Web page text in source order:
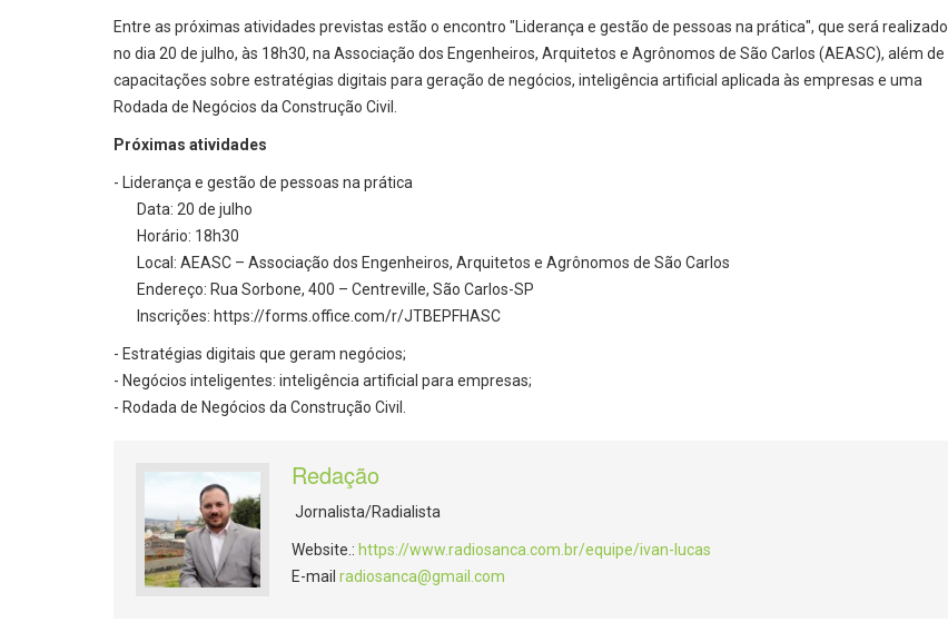
Entre as próximas atividades previstas estão o encontro "Liderança e gestão de pessoas na prática", que será realizado
no dia 20 de julho, às 18h30, na Associação dos Engenheiros, Arquitetos e Agrônomos de São Carlos (AEASC), além de
capacitações sobre estratégias digitais para geração de negócios, inteligência artificial aplicada às empresas e uma
Rodada de Negócios da Construção Civil.
Próximas atividades
- Liderança e gestão de pessoas na prática
Data: 20 de julho
Horário: 18h30
Local: AEASC – Associação dos Engenheiros, Arquitetos e Agrônomos de São Carlos
Endereço: Rua Sorbone, 400 – Centreville, São Carlos-SP
Inscrições: https://forms.office.com/r/JTBEPFHASC
- Estratégias digitais que geram negócios;
- Negócios inteligentes: inteligência artificial para empresas;
- Rodada de Negócios da Construção Civil.
Redação
Jornalista/Radialista
Website.: https://www.radiosanca.com.br/equipe/ivan-lucas
E-mail radiosanca@gmail.com